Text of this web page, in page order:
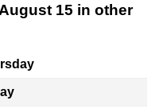
15 in other